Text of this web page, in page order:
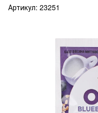
Артикул: 23251